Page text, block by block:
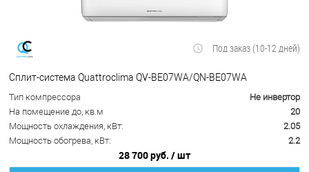
Под заказ (10-12 дней)
Сплит-система Quattroclima QV-BE07WA/QN-BE07WA
Тип компрессора
Не инвертор
На помещение до, кв.м
20
Мощность охлаждения, кВт:
2.05
Мощность обогрева, кВт:
2.2
28 700 руб. / шт